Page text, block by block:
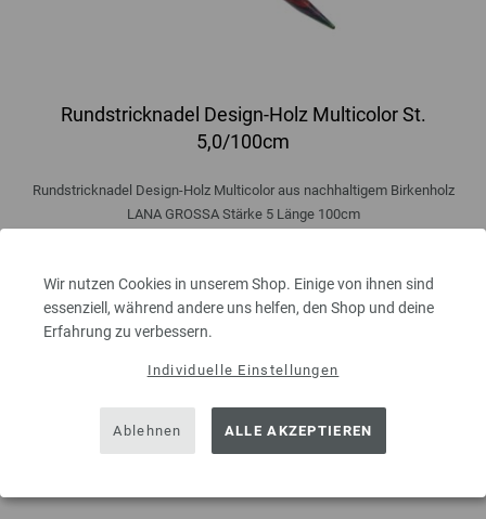
Wir nutzen Cookies in unserem Shop. Einige von ihnen sind
essenziell, während andere uns helfen, den Shop und deine
Erfahrung zu verbessern.
Individuelle Einstellungen
Ablehnen ALLE AKZEPTIEREN
Rundstricknadel Design-Holz Multicolor St.
5,0/100cm
Rundstricknadel Design-Holz Multicolor aus nachhaltigem Birkenholz
LANA GROSSA Stärke 5 Länge 100cm